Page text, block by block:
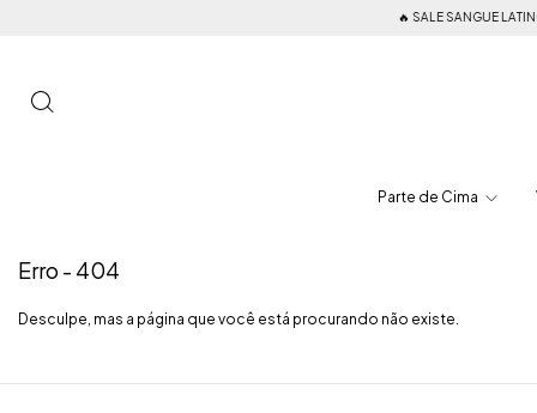
🔥 SALE SANGUE LATINO •
Parte de Cima
Erro - 404
Desculpe, mas a página que você está procurando não existe.